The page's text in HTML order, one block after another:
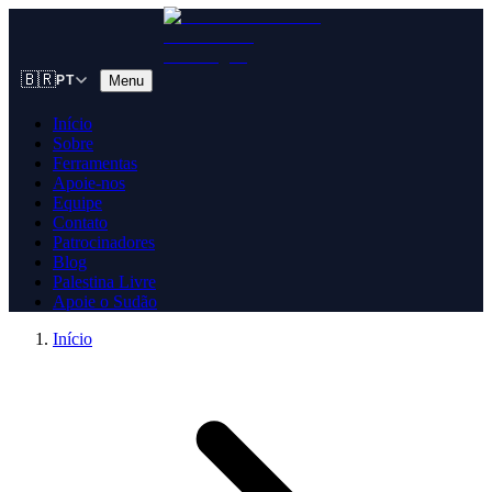
🇧🇷PT Menu
Início
Sobre
Ferramentas
Apoie-nos
Equipe
Contato
Patrocinadores
Blog
Palestina Livre
Apoie o Sudão
Início